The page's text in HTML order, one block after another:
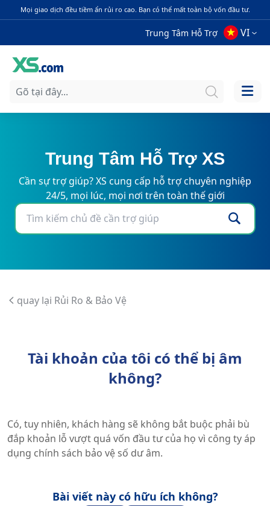
Mọi giao dịch đều tiềm ẩn rủi ro cao. Bạn có thể mất toàn bộ vốn đầu tư.
Trung Tâm Hỗ Trợ VI
Trung Tâm Hỗ Trợ XS
Cần sự trợ giúp? XS cung cấp hỗ trợ chuyên nghiệp
24/5, mọi lúc, mọi nơi trên toàn thế giới
quay lại Rủi Ro & Bảo Vệ
Tài khoản của tôi có thể bị âm
không?
Có, tuy nhiên, khách hàng sẽ không bắt buộc phải bù
đắp khoản lỗ vượt quá vốn đầu tư của họ vì công ty áp
dụng chính sách bảo vệ số dư âm.
Bài viết này có hữu ích không?